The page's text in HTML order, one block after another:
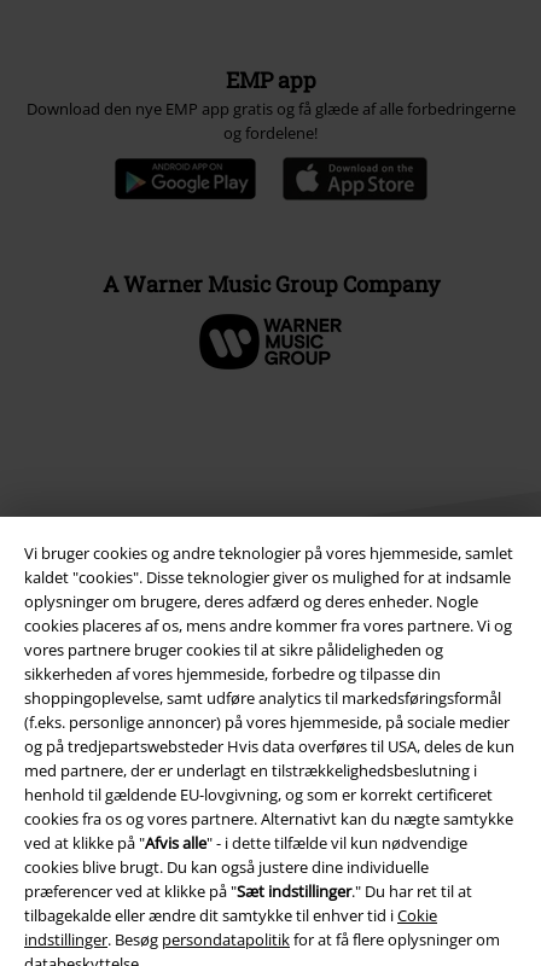
Vi bruger cookies og andre teknologier på vores hjemmeside, samlet
kaldet "cookies". Disse teknologier giver os mulighed for at indsamle
oplysninger om brugere, deres adfærd og deres enheder. Nogle
cookies placeres af os, mens andre kommer fra vores partnere. Vi og
vores partnere bruger cookies til at sikre pålideligheden og
sikkerheden af ​​vores hjemmeside, forbedre og tilpasse din
shoppingoplevelse, samt udføre analytics til markedsføringsformål
(f.eks. personlige annoncer) på vores hjemmeside, på sociale medier
og på tredjepartswebsteder Hvis data overføres til USA, deles de kun
med partnere, der er underlagt en tilstrækkelighedsbeslutning i
henhold til gældende EU-lovgivning, og som er korrekt certificeret
cookies fra os og vores partnere. Alternativt kan du nægte samtykke
ved at klikke på "Afvis alle" - i dette tilfælde vil kun nødvendige
cookies blive brugt. Du kan også justere dine individuelle
præferencer ved at klikke på "Sæt indstillinger." Du har ret til at
tilbagekalde eller ændre dit samtykke til enhver tid iCokie
indstillinger. Besøg persondatapolitikfor at få flere oplysninger om
EMP app
Download den nye EMP app gratis og få glæde af alle forbedringerne
og fordelene!
A Warner Music Group Company
Juridisk
Salgs-, medlems- & leveringsbetingelser
Om EMP Danmark
Persondatapolitik
Bortskaffelse af affald og miljøbeskyttelse
Overensstemmelseserklæring
Oplysninger om tilgængelighed